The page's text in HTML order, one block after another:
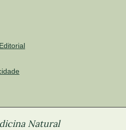
Natural